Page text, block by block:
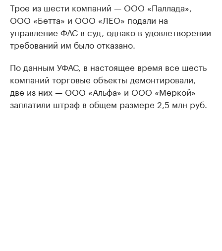
Трое из шести компаний — ООО «Паллада»,
ООО «Бетта» и ООО «ЛЕО» подали на
управление ФАС в суд, однако в удовлетворении
требований им было отказано.
По данным УФАС, в настоящее время все шесть
компаний торговые объекты демонтировали,
две из них — ООО «Альфа» и ООО «Меркой»
заплатили штраф в общем размере 2,5 млн руб.